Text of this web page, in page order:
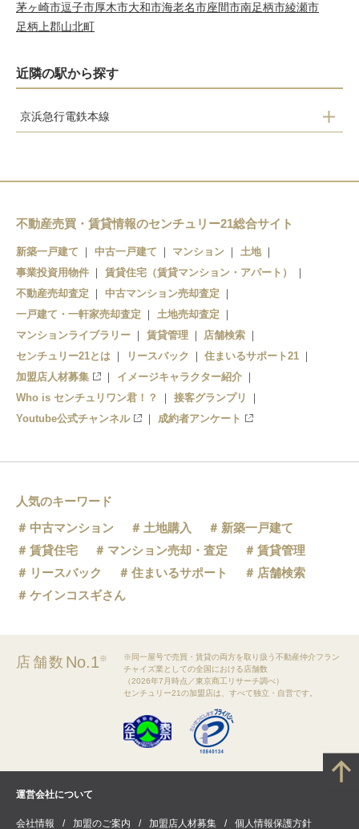
茅ヶ崎市逗子市厚木市大和市海老名市座間市南足柄市綾瀬市
足柄上郡山北町
近隣の駅から探す
京浜急行電鉄本線
浦賀
不動産売買・賃貸情報のセンチュリー21総合サイト
新築一戸建て 中古一戸建て マンション
土地
事業投資用物件
賃貸住宅（賃貸マンション・アパート）
不動産売却査定
中古マンション売却査定
一戸建て・一軒家売却査定
土地売却査定
マンションライブラリー
賃貸管理
店舗検索
センチュリー21とは
リースバック
住まいるサポート21
加盟店人材募集
イメージキャラクター紹介
Who is センチュリワン君！？
接客グランプリ
Youtube公式チャンネル
成約者アンケート
人気のキーワード
中古マンション
土地購入
新築一戸建て
賃貸住宅
マンション売却・査定
賃貸管理
リースバック
住まいるサポート
店舗検索
ケインコスギさん
店舗数 No.1※
※同一屋号で売買・賃貸の両方を取り扱う不動産仲介フラン
チャイズ業としての全国における店舗数
（2026年7月時点／東京商工リサーチ調べ）
センチュリー21の加盟店は、すべて独立・自営です。
運営会社について
会社情報 加盟のご案内 加盟店人材募集 個人情報保護方針